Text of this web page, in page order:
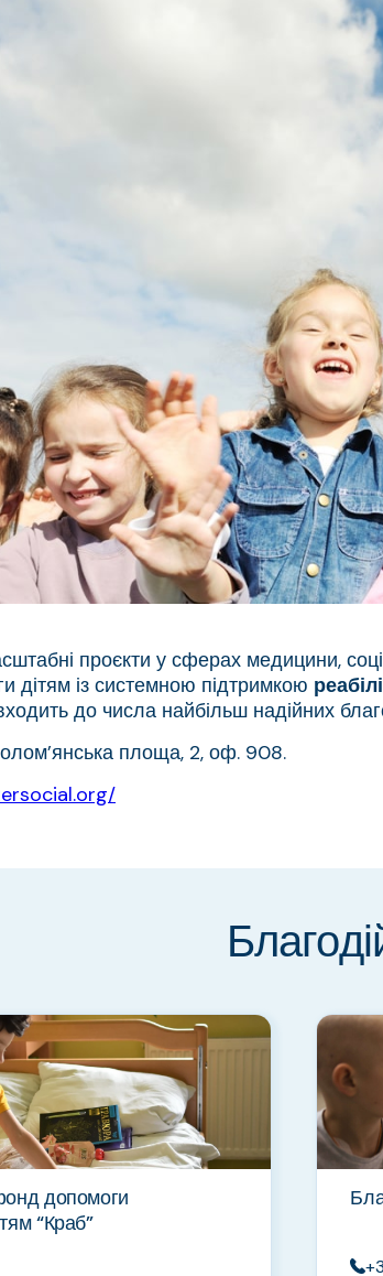
проєкти у сферах медицини,
дітям із системною підтримкою
до числа найбільш надійних
площа, 2, оф. 908.
допомоги
“Краб”